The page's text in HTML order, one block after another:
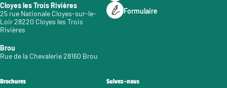
Cloyes les Trois Rivières
25 rue Nationale Cloyes-sur-le-
Loir 28220 Cloyes les Trois
Rivières
Brou
Rue de la Chevalerie 28160 Brou
Formulaire
Brochures Suivez-nous